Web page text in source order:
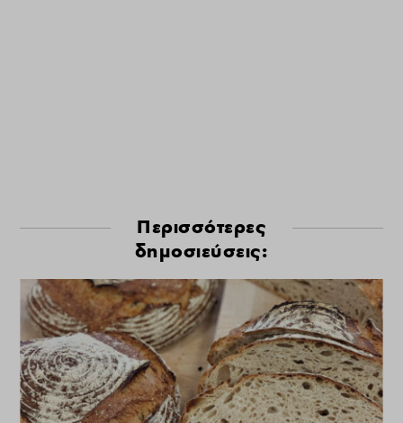
Περισσότερες
δημοσιεύσεις: